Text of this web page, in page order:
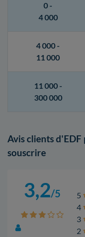
0 -
4 000
4 000 -
11 000
11 000 -
300 000
Avis clients
souscrire
3,2/5 5
4
3
2